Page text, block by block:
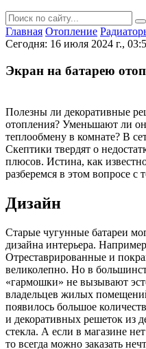
Главная Отопление
Сегодня: 16 июля 2024 г.,
Экран на батарею
Полезны ли декоративные
отопления? Уменьшают ли
теплообмену в комнате? В
Скептики твердят о
плюсов. Истина, как
разберемся в этом вопросе с
Дизайн
Старые чугунные батареи
дизайна интерьера.
Отреставрированные и
великолепно. Но в
«гармошки» не вызывают
владельцев жилых
появилось большое
и декоративных решеток из
стекла. А если в магазине
то всегда можно заказать